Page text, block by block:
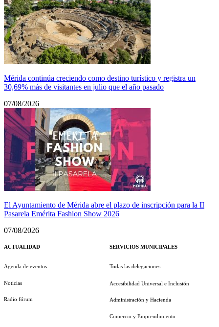
Mérida continúa creciendo como destino turístico y registra un
30,69% más de visitantes en julio que el año pasado
07/08/2026
El Ayuntamiento de Mérida abre el plazo de inscripción para la II
Pasarela Emérita Fashion Show 2026
07/08/2026
ACTUALIDAD
Agenda de eventos
Noticias
Radio fórum
SERVICIOS MUNICIPALES
Todas las delegaciones
Accesibilidad Universal e Inclusión
Administración y Hacienda
Comercio y Emprendimiento